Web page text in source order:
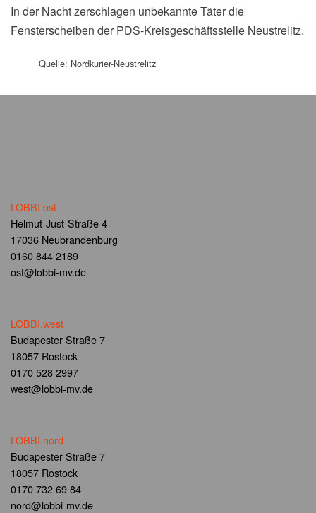
In der Nacht zerschlagen unbekannte Täter die
Fensterscheiben der PDS-Kreisgeschäftsstelle Neustrelitz.
Quelle: Nordkurier-Neustrelitz
LOBBI.ost
Helmut-Just-Straße 4
17036 Neubrandenburg
0160 844 2189
ost@lobbi-mv.de
LOBBI.west
Budapester Straße 7
18057 Rostock
0170 528 2997
west@lobbi-mv.de
LOBBI.nord
Budapester Straße 7
18057 Rostock
0170 732 69 84
nord@lobbi-mv.de